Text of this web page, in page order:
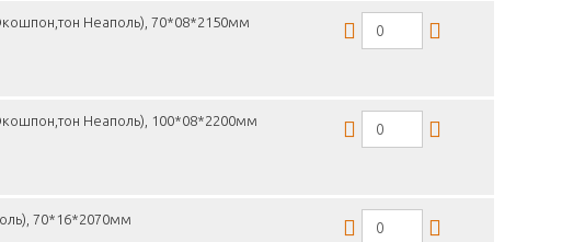
Неаполь), 70*08*2150мм
Неаполь), 100*08*2200мм
70*16*2070мм